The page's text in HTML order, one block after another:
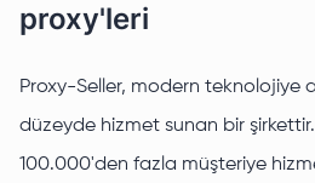
proxy'leri
Proxy-Seller, modern teknolojiye
düzeyde hizmet sunan bir
100.000'den fazla müşteriye